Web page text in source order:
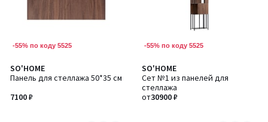
-55% по коду 5525
SO'HOME
Панель для стеллажа 50*35 см
7100 ₽
Количество
цветов:
2
-55% по коду 5525
SO'HOME
Сет №1 из панелей для
стеллажа
от30900 ₽
Количество
цветов:
2